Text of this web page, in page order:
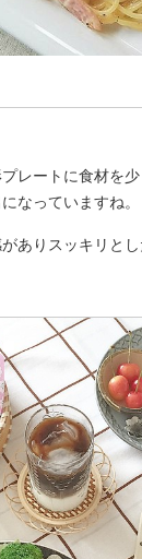
レートに食材を
なっていますね。
ありスッキリとし